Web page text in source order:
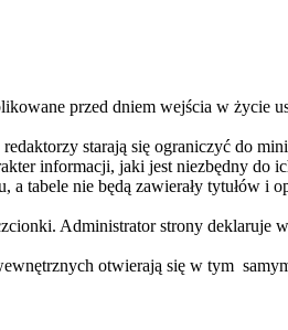
przed dniem wejścia w życie
starają się ograniczyć do
informacji, jaki jest niezbędny do
a tabele nie będą zawierały tytułów i
Administrator strony deklaruje
otwierają się w tym